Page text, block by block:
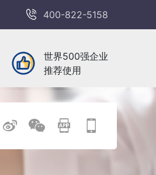
400-822-5158
世界500强企业
推荐使用